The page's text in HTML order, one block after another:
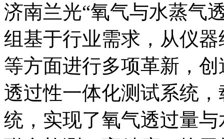
济南兰光“氧气与水蒸气
组基于行业需求，从仪
等方面进行多项革新，
透过性一体化测试系统
统，实现了氧气透过量